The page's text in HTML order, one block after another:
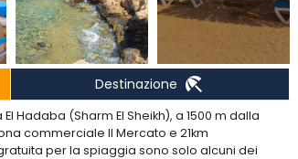
Destinazione beach_access
Hadaba (Sharm El Sheikh), a 1500 m dalla
commerciale Il Mercato e 21km
per la spiaggia sono solo alcuni dei